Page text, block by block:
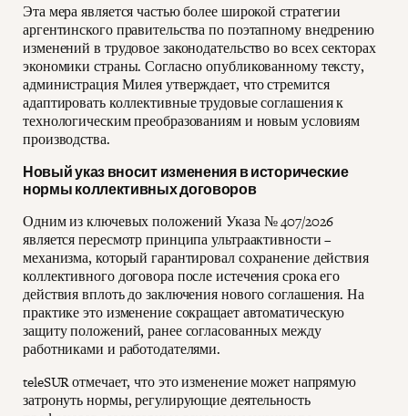
Эта мера является частью более широкой стратегии
аргентинского правительства по поэтапному внедрению
изменений в трудовое законодательство во всех секторах
экономики страны. Согласно опубликованному тексту,
администрация Милея утверждает, что стремится
адаптировать коллективные трудовые соглашения к
технологическим преобразованиям и новым условиям
производства.
Новый указ вносит изменения в исторические
нормы коллективных договоров
Одним из ключевых положений Указа № 407/2026
является пересмотр принципа ультраактивности –
механизма, который гарантировал сохранение действия
коллективного договора после истечения срока его
действия вплоть до заключения нового соглашения. На
практике это изменение сокращает автоматическую
защиту положений, ранее согласованных между
работниками и работодателями.
teleSUR отмечает, что это изменение может напрямую
затронуть нормы, регулирующие деятельность